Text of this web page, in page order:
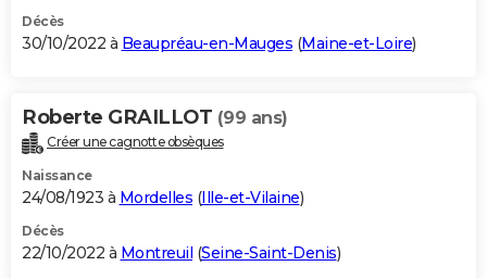
Décès
30/10/2022 à Beaupréau-en-Mauges (Maine-et-Loire)
Roberte GRAILLOT (99 ans)
Créer une cagnotte obsèques
Naissance
24/08/1923 à Mordelles (Ille-et-Vilaine)
Décès
22/10/2022 à Montreuil (Seine-Saint-Denis)